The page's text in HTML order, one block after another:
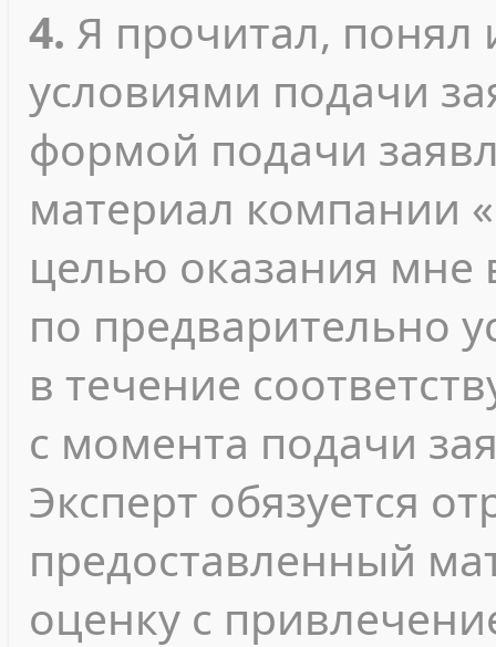
4. Я прочитал, понял
условиями подачи
формой подачи
материал компании
целью оказания мне
по предварительно
в течение
с момента подачи
Эксперт обязуется
предоставленный
оценку с